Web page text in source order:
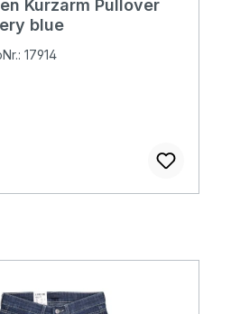
Kurzarm Pullover
blue
17914